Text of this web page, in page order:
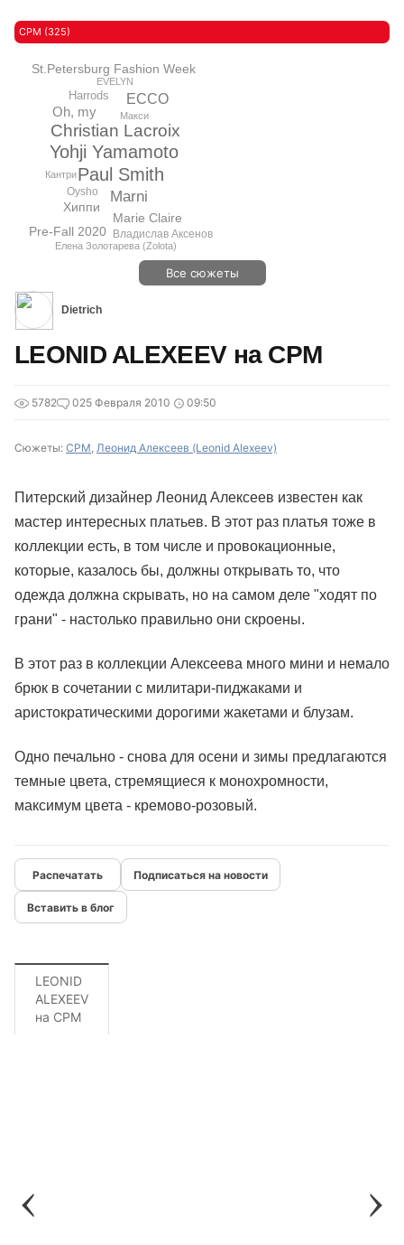
CPM (325)
Yohji Yamamoto
Paul Smith
Christian Lacroix
Marni
ECCO
Oh, my
Marie Claire
St.Petersburg Fashion Week
Хиппи
Pre-Fall 2020
Harrods
Oysho
Владислав Аксенов
EVELYN
Кантри
Макси
Елена Золотарева (Zolota)
Все сюжеты
Dietrich
LEONID ALEXEEV на CPM
5782 025 Февраля 2010 09:50
Сюжеты: CPM, Леонид Алексеев (Leonid Alexeev)
Питерский дизайнер Леонид Алексеев известен как
мастер интересных платьев. В этот раз платья тоже в
коллекции есть, в том числе и провокационные,
которые, казалось бы, должны открывать то, что
одежда должна скрывать, но на самом деле "ходят по
грани" - настолько правильно они скроены.
В этот раз в коллекции Алексеева много мини и немало
брюк в сочетании с милитари-пиджаками и
аристократическими дорогими жакетами и блузам.
Одно печально - снова для осени и зимы предлагаются
темные цвета, стремящиеся к монохромности,
максимум цвета - кремово-розовый.
Подписаться на новости
Вставить в блог
LEONID
ALEXEEV
на CPM